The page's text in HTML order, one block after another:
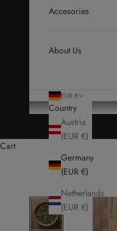
Accesories
About Us
EUR €
Country
Austria
(EUR €)
Germany
(EUR €)
Netherlands
(EUR €)
Cart